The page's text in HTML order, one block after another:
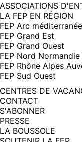
ASSOCIATIONS
LA FEP EN RÉGION
FEP Arc
FEP Grand Est
FEP Grand Ouest
FEP Nord
FEP Rhône Alpes
FEP Sud Ouest
CENTRES DE
CONTACT
S'ABONNER
PRESSE
LA BOUSSOLE